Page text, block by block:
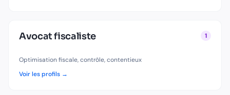
Avocat fiscaliste 1
Optimisation fiscale, contrôle, contentieux
Voir les profils →